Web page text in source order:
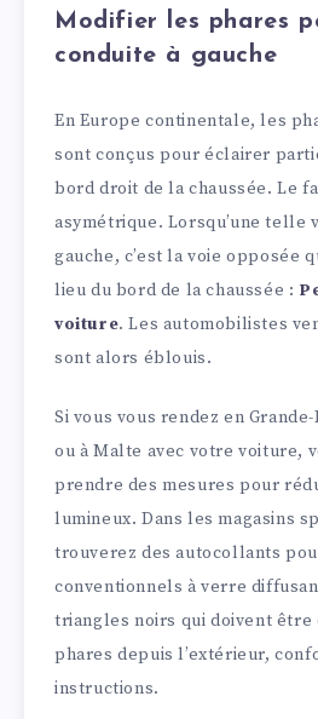
Modifier les phares
conduite à gauche
En Europe continentale, les
sont conçus pour éclairer
bord droit de la chaussée. Le
asymétrique. Lorsqu’une telle
gauche, c’est la voie opposée
lieu du bord de la chaussée :
voiture. Les automobilistes
sont alors éblouis.
Si vous vous rendez en
ou à Malte avec votre voiture,
prendre des mesures pour
lumineux. Dans les magasins
trouverez des autocollants
conventionnels à verre
triangles noirs qui doivent
phares depuis l’extérieur,
instructions.